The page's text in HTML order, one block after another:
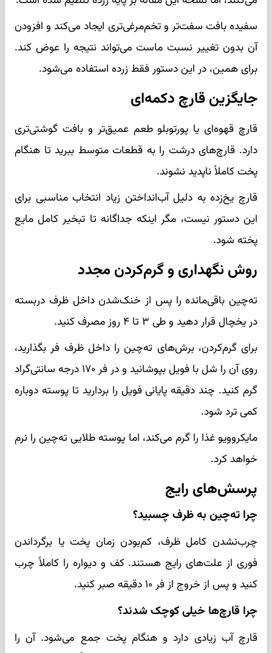
سفیده بافت سفت‌تر و تخم‌مرغی‌تری ایجاد می‌کند و افزودن
آن بدون تغییر نسبت ماست می‌تواند نتیجه را عوض کند.
برای همین، در این دستور فقط زرده استفاده می‌شود.
جایگزین قارچ دکمه‌ای
قارچ قهوه‌ای یا پورتوبلو طعم عمیق‌تر و بافت گوشتی‌تری
دارد. قارچ‌های درشت را به قطعات متوسط ببرید تا هنگام
پخت کاملاً ناپدید نشوند.
قارچ یخ‌زده به دلیل آب‌انداختن زیاد انتخاب مناسبی برای
این دستور نیست، مگر اینکه جداگانه تا تبخیر کامل مایع
پخته شود.
روش نگهداری و گرم‌کردن مجدد
ته‌چین باقی‌مانده را پس از خنک‌شدن داخل ظرف دربسته
در یخچال قرار دهید و طی ۳ تا ۴ روز مصرف کنید.
برای گرم‌کردن، برش‌های ته‌چین را داخل ظرف فر بگذارید،
روی آن را شل با فویل بپوشانید و در فر ۱۷۰ درجه سانتی‌گراد
گرم کنید. چند دقیقه پایانی فویل را بردارید تا پوسته دوباره
کمی ترد شود.
مایکروویو غذا را گرم می‌کند، اما پوسته طلایی ته‌چین را نرم
خواهد کرد.
پرسش‌های رایج
چرا ته‌چین به ظرف چسبید؟
چرب‌نشدن کامل ظرف، کم‌بودن زمان پخت یا برگرداندن
فوری از علت‌های رایج هستند. کف و دیواره را کاملاً چرب
کنید و پس از خروج از فر ۱۰ دقیقه صبر کنید.
چرا قارچ‌ها خیلی کوچک شدند؟
قارچ آب زیادی دارد و هنگام پخت جمع می‌شود. آن را